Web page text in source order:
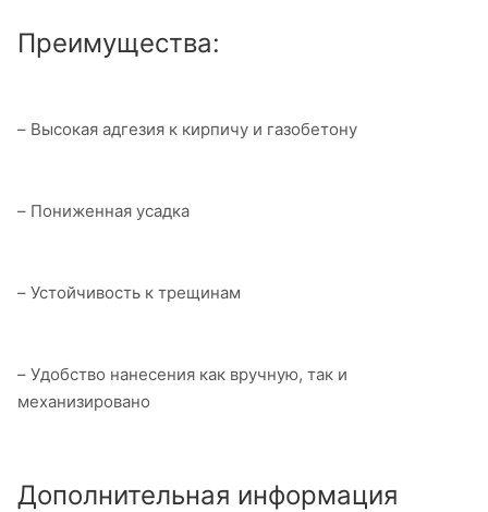
Преимущества:
– Высокая адгезия к кирпичу и газобетону
– Пониженная усадка
– Устойчивость к трещинам
– Удобство нанесения как вручную, так и
механизировано
Дополнительная информация